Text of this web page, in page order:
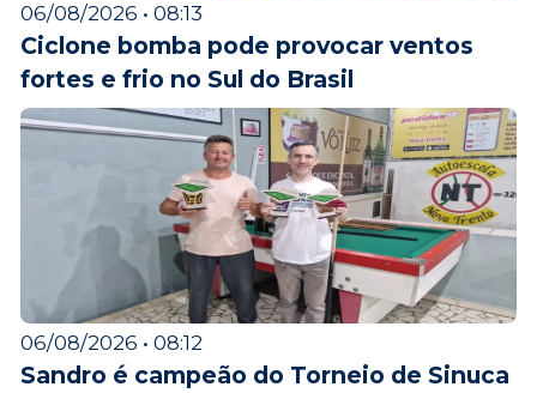
06/08/2026 • 08:13
Ciclone bomba pode provocar ventos
fortes e frio no Sul do Brasil
06/08/2026 • 08:12
Sandro é campeão do Torneio de Sinuca